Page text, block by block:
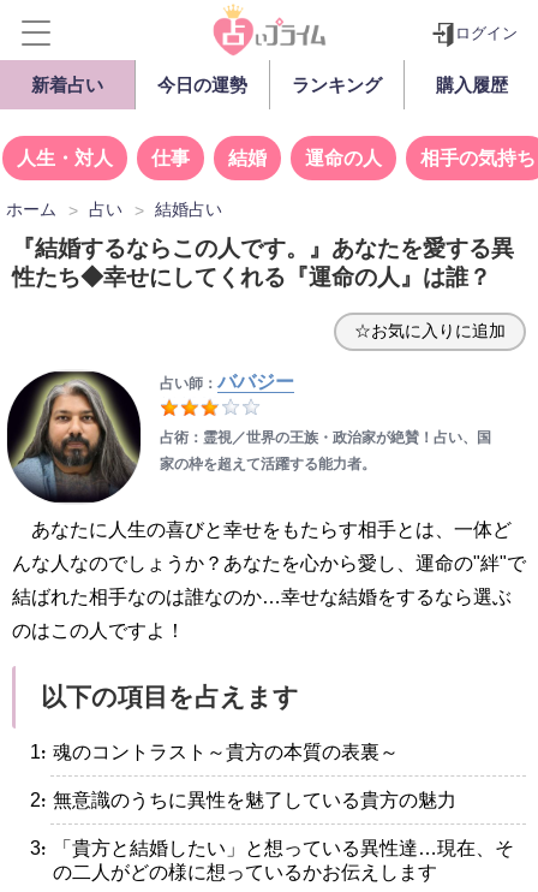
ログイン
新着占い 今日の運勢 ランキング 購入履歴
人生・対人 仕事 結婚 運命の人 相手の気持ち
ホーム 占い 結婚占い
『結婚するならこの人です。』あなたを愛する異
性たち◆幸せにしてくれる『運命の人』は誰？
☆お気に入りに追加
占い師： ババジー
占術：霊視／世界の王族・政治家が絶賛！占い、国
家の枠を超えて活躍する能力者。
あなたに人生の喜びと幸せをもたらす相手とは、一体ど
んな人なのでしょうか？あなたを心から愛し、運命の"絆"で
結ばれた相手なのは誰なのか…幸せな結婚をするなら選ぶ
のはこの人ですよ！
以下の項目を占えます
・魂のコントラスト～貴方の本質の表裏～
・無意識のうちに異性を魅了している貴方の魅力
・「貴方と結婚したい」と想っている異性達…現在、そ
の二人がどの様に想っているかお伝えします